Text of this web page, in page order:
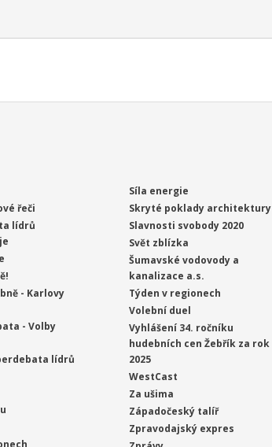
řeči
lídrů
- Karlovy
- Volby
lídrů
Síla energie
Skryté poklady architektury
Slavnosti svobody 2020
Svět zblízka
Šumavské vodovody a
kanalizace a.s.
Týden v regionech
Volební duel
Vyhlášení 34. ročníku
hudebních cen Žebřík za rok
2025
WestCast
Za ušima
Západočeský talíř
Zpravodajský expres